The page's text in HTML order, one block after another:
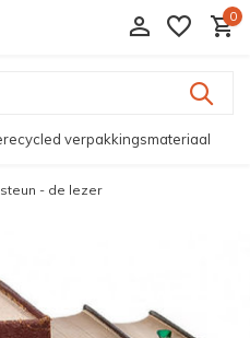
0
verpakkingsmateriaal
- de lezer